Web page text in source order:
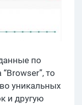
по
то
уникальных
и другую